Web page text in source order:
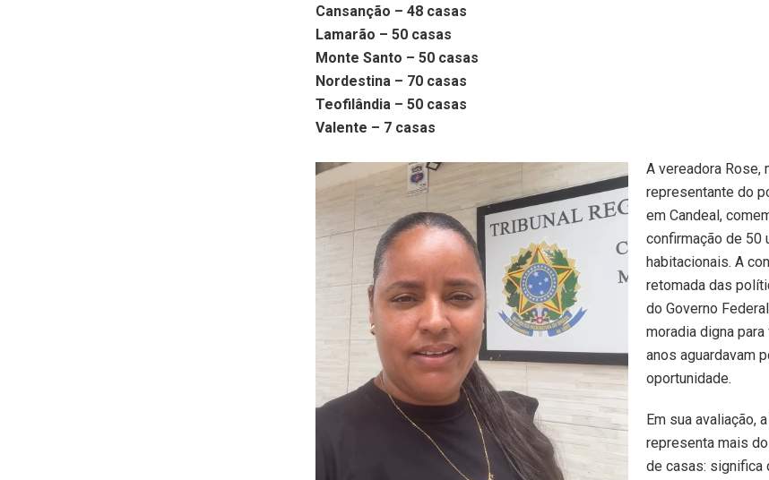
Cansanção – 48 casas
Lamarão – 50 casas
Monte Santo – 50 casas
Nordestina – 70 casas
Teofilândia – 50 casas
Valente – 7 casas
A vereadora Rose,
representante do
em Candeal,
confirmação de 50
habitacionais. A
retomada das
do Governo
moradia digna
anos aguardavam
oportunidade.
Em sua avaliação,
representa mais
de casas: significa